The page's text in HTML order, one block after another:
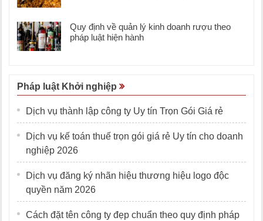
Quy định về quản lý kinh doanh rượu theo
pháp luật hiện hành
Pháp luật Khởi nghiệp
Dịch vụ thành lập công ty Uy tín Trọn Gói Giá rẻ
Dịch vụ kế toán thuế trọn gói giá rẻ Uy tín cho doanh
nghiệp 2026
Dịch vụ đăng ký nhãn hiệu thương hiệu logo độc
quyền năm 2026
Cách đặt tên công ty đẹp chuẩn theo quy định pháp